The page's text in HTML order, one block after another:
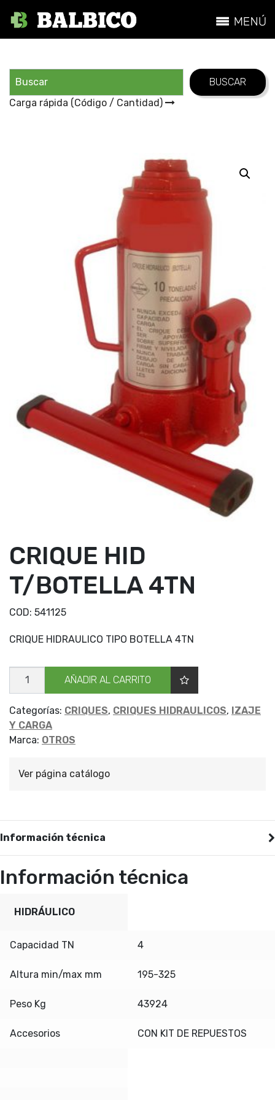
Carga rápida (Código / Cantidad)
CRIQUE HID
T/BOTELLA 4TN
COD: 541125
CRIQUE HIDRAULICO TIPO BOTELLA 4TN
CRIQUE
cantidad
AÑADIR AL CARRITO
Categorías: CRIQUES, CRIQUES HIDRAULICOS, IZAJE
Y CARGA
Marca: OTROS
Ver página catálogo
Información técnica
Información técnica
HIDRÁULICO
Capacidad TN 4
Altura min/max mm 195-325
Peso Kg 43924
Accesorios CON KIT DE REPUESTOS